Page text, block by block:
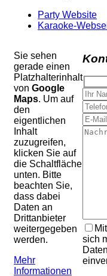
Party Website
Karaoke-
Sie sehen
gerade einen
Platzhalterinhalt
von Google
Maps. Um auf
den
eigentlichen
Inhalt
zuzugreifen,
klicken Sie auf
die Schaltfläche
unten. Bitte
beachten Sie,
dass dabei
Daten an
Drittanbieter
weitergegeben
werden.
Mehr
Informationen
sich